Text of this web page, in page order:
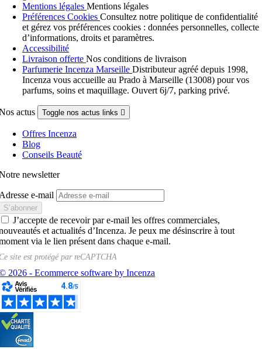
Mentions légales Mentions légales
Préférences Cookies Consultez notre politique de confidentialité
et gérez vos préférences cookies : données personnelles, collecte
d’informations, droits et paramètres.
Accessibilité
Livraison offerte Nos conditions de livraison
Parfumerie Incenza Marseille Distributeur agréé depuis 1998,
Incenza vous accueille au Prado à Marseille (13008) pour vos
parfums, soins et maquillage. Ouvert 6j/7, parking privé.
actus Toggle nos actus links 
Offres Incenza
Blog
Conseils Beauté
newsletter
e-mail
J’accepte de recevoir par e-mail les offres commerciales,
et actualités d’Incenza. Je peux me désinscrire à tout
via le lien présent dans chaque e-mail.
site est protégé parreCAPTCHA
2026 - Ecommerce software by Incenza